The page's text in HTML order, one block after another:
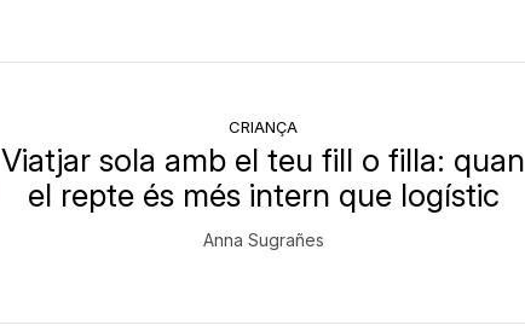
CRIANÇA
Viatjar sola amb el teu fill o filla: quan
el repte és més intern que logístic
Anna Sugrañes